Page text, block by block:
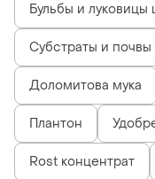
Бульбы и луковицы
Субстраты и почвы
Доломитова мука
Плантон
Rost концентрат